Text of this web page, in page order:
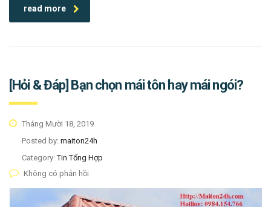
read more
[Hỏi & Đáp] Bạn chọn mái tôn hay mái ngói?
Tháng Mười 18, 2019
Posted by: maiton24h
Category:Tin Tổng Hợp
Không có phản hồi